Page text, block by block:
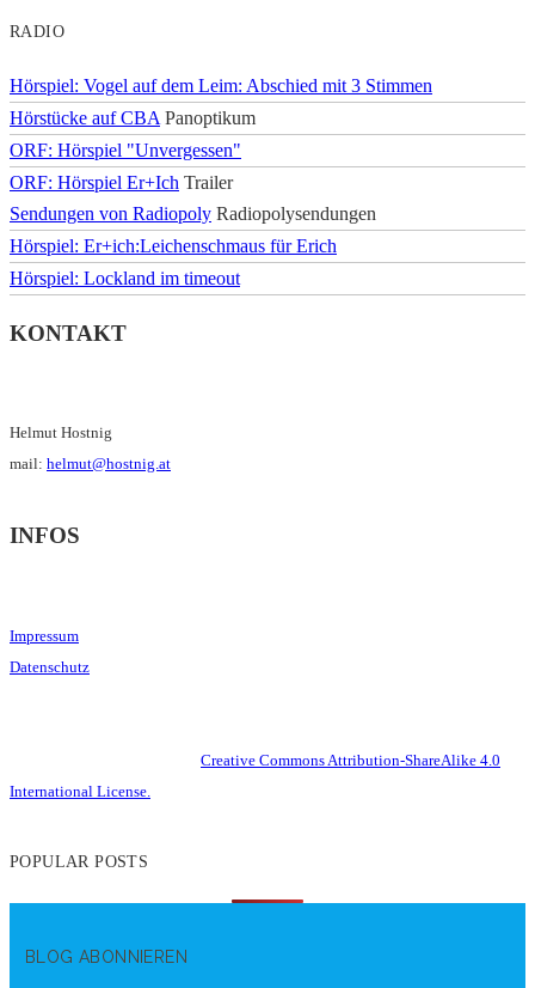
RADIO
Hörspiel: Vogel auf dem Leim: Abschied mit 3 Stimmen
Hörstücke auf CBA Panoptikum
ORF: Hörspiel "Unvergessen"
ORF: Hörspiel Er+Ich Trailer
Sendungen von Radiopoly Radiopolysendungen
Hörspiel: Er+ich:Leichenschmaus für Erich
Hörspiel: Lockland im timeout
KONTAKT
Helmut Hostnig
mail: helmut@hostnig.at
INFOS
Impressum
Datenschutz
Creative Commons Attribution-ShareAlike 4.0
International License.
POPULAR POSTS
BLOG ABONNIEREN